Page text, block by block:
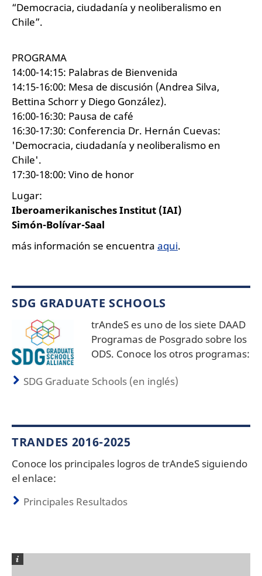
“Democracia, ciudadanía y neoliberalismo en
Chile”.
PROGRAMA
14:00-14:15: Palabras de Bienvenida
14:15-16:00: Mesa de discusión (Andrea Silva,
Bettina Schorr y Diego González).
16:00-16:30: Pausa de café
16:30-17:30: Conferencia Dr. Hernán Cuevas:
'Democracia, ciudadanía y neoliberalismo en
Chile'.
17:30-18:00: Vino de honor
Lugar:
Iberoamerikanisches Institut (IAI)
Simón-Bolívar-Saal
más información se encuentra aqui.
SDG GRADUATE SCHOOLS
trAndeS es uno de los siete DAAD
Programas de Posgrado sobre los
ODS. Conoce los otros programas:
SDG Graduate Schools (en inglés)
TRANDES 2016-2025
Conoce los principales logros de trAndeS siguiendo
el enlace:
Principales Resultados